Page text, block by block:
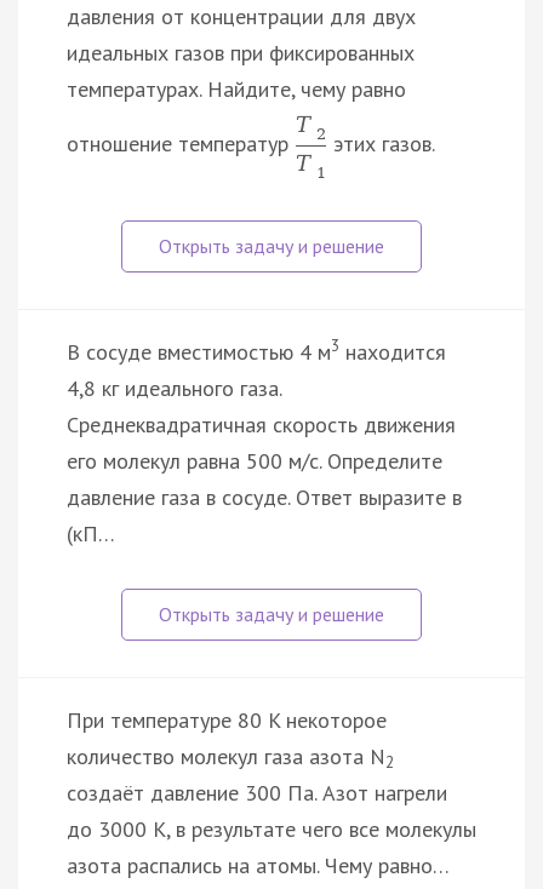
давления от концентрации для двух
идеальных газов при фиксированных
температурах. Найдите, чему равно
отношение температур
T 2
T 1
этих газов.
В сосуде вместимостью 4 м3 находится
4,8 кг идеального газа.
Среднеквадратичная скорость движения
его молекул равна 500 м/с. Определите
давление газа в сосуде. Ответ выразите в
(кП…
При температуре 80 K некоторое
количество молекул газа азота N2
создаёт давление 300 Па. Азот нагрели
до 3000 К, в результате чего все молекулы
азота распались на атомы. Чему равно…